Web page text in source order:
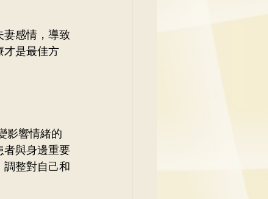
妻感情，導致
才是最佳方
影響情緒的
者與身邊重要
調整對自己和